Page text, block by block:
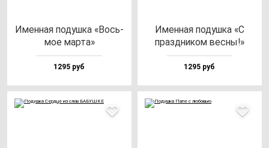
Имен­ная по­душ­ка «Вось­
мое мар­та»
1295 руб
Имен­ная по­душ­ка «С
праз­дни­ком вес­ны!»
1295 руб